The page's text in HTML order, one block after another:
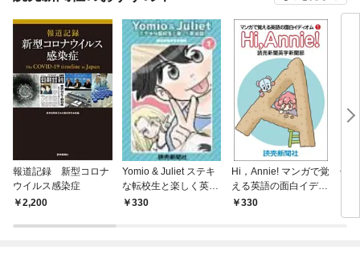
報道記録 新型コロナ
ウイルス感染症
2,200
Yomio & Juliet ステキ
な転校生と楽しく英会
話 1
330
Hi，Annie! マンガで覚
える英語の面白イディ
オム１
330
七